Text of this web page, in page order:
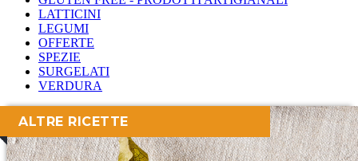
LATTICINI
LEGUMI
OFFERTE
SPEZIE
SURGELATI
VERDURA
ALTRE RICETTE